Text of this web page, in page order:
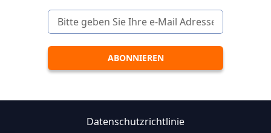
Datenschutzrichtlinie